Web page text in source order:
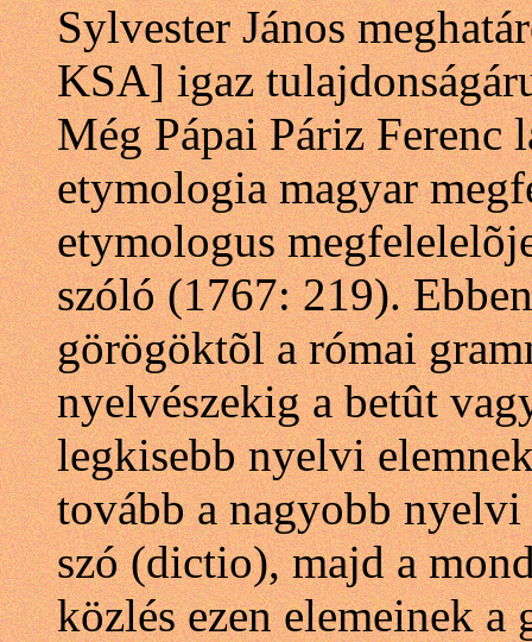
Sylvester János
KSA] igaz
Még Pápai Páriz Ferenc
etymologia magyar
etymologus
szóló (1767: 219).
görögöktõl a római
nyelvészekig a betût
legkisebb nyelvi
tovább a nagyobb nyelvi
szó (dictio), majd a
közlés ezen elemeinek a